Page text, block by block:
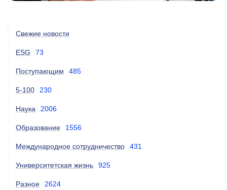
Свежие новости
ESG 73
Поступающим 485
5-100 230
Наука 2006
Образование 1556
Международное сотрудничество 431
Университетская жизнь 925
Разное 2624